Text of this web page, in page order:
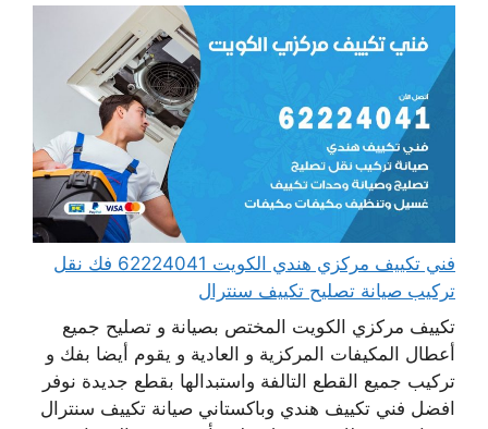
فني تكييف مركزي هندي الكويت 62224041 فك نقل
تركيب صيانة تصليح تكييف سنترال
تكييف مركزي الكويت المختص بصيانة و تصليح جميع
أعطال المكيفات المركزية و العادية و يقوم أيضا بفك و
تركيب جميع القطع التالفة واستبدالها بقطع جديدة نوفر
افضل فني تكييف هندي وباكستاني صيانة تكييف سنترال